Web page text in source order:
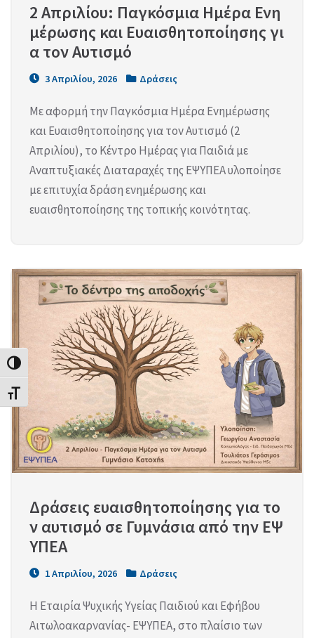
Εναλλαγή Υψηλής Αντίθεσης
Εναλλαγή Μεγέθους Γραμμάτων
2 Απριλίου: Παγκόσμια Ημέρα Ενη
μέρωσης και Ευαισθητοποίησης γι
α τον Αυτισμό
3 Απριλίου, 2026 Δράσεις
Με αφορμή την Παγκόσμια Ημέρα Ενημέρωσης
και Ευαισθητοποίησης για τον Αυτισμό (2
Απριλίου), το Κέντρο Ημέρας για Παιδιά με
Αναπτυξιακές Διαταραχές της ΕΨΥΠΕΑ υλοποίησε
με επιτυχία δράση ενημέρωσης και
ευαισθητοποίησης της τοπικής κοινότητας.
Δράσεις ευαισθητοποίησης για το
ν αυτισμό σε Γυμνάσια από την ΕΨ
ΥΠΕΑ
1 Απριλίου, 2026 Δράσεις
Η Εταιρία Ψυχικής Υγείας Παιδιού και Εφήβου
Αιτωλοακαρνανίας- ΕΨΥΠΕΑ, στο πλαίσιο των